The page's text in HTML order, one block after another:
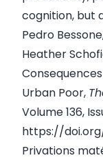
cognition, but
Pedro
Heather
Urban Poor,
Volume 136,
https://
Privations